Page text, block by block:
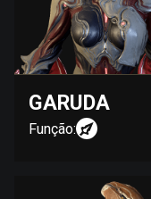
GARUDA
Função: